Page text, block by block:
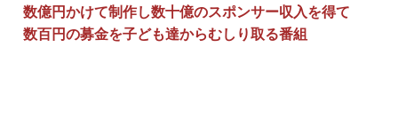
数億円かけて制作し数十億のスポンサー収入を得て
数百円の募金を子ども達からむしり取る番組